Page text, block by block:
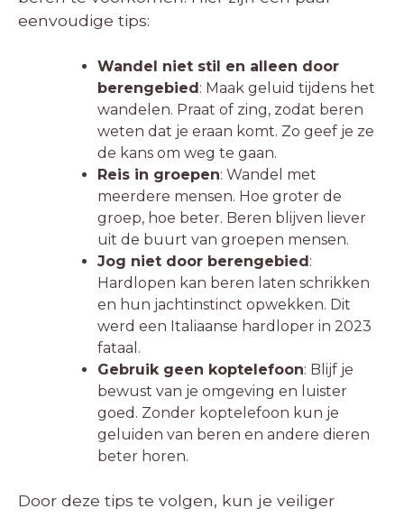
eenvoudige tips:
Wandel niet stil en alleen door
berengebied: Maak geluid tijdens het
wandelen. Praat of zing, zodat beren
weten dat je eraan komt. Zo geef je ze
de kans om weg te gaan.
Reis in groepen: Wandel met
meerdere mensen. Hoe groter de
groep, hoe beter. Beren blijven liever
uit de buurt van groepen mensen.
Jog niet door berengebied:
Hardlopen kan beren laten schrikken
en hun jachtinstinct opwekken. Dit
werd een Italiaanse hardloper in 2023
fataal.
Gebruik geen koptelefoon: Blijf je
bewust van je omgeving en luister
goed. Zonder koptelefoon kun je
geluiden van beren en andere dieren
beter horen.
Door deze tips te volgen, kun je veiliger